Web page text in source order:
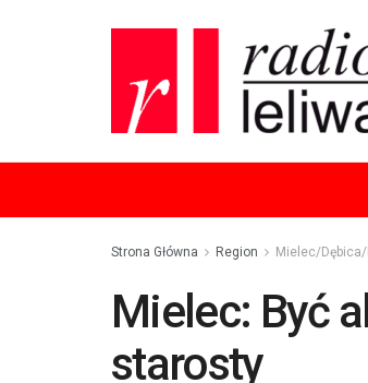
Strona Główna Region Mielec/
Mielec: Być
starosty